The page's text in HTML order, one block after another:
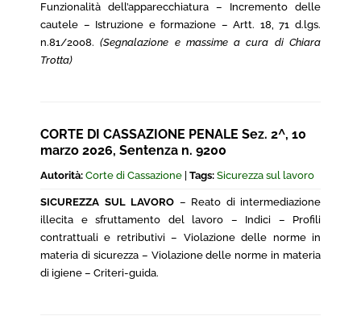
Funzionalità dell’apparecchiatura – Incremento delle
cautele – Istruzione e formazione – Artt. 18, 71 d.lgs.
n.81/2008.(Segnalazione e massime a cura di Chiara
Trotta)
CORTE DI CASSAZIONE PENALE Sez. 2^, 10
marzo 2026, Sentenza n. 9200
Autorità: Corte di Cassazione Tags: Sicurezza sul lavoro
SICUREZZA SUL LAVORO – Reato di intermediazione
illecita e sfruttamento del lavoro – Indici – Profili
contrattuali e retributivi – Violazione delle norme in
materia di sicurezza – Violazione delle norme in materia
di igiene – Criteri-guida.